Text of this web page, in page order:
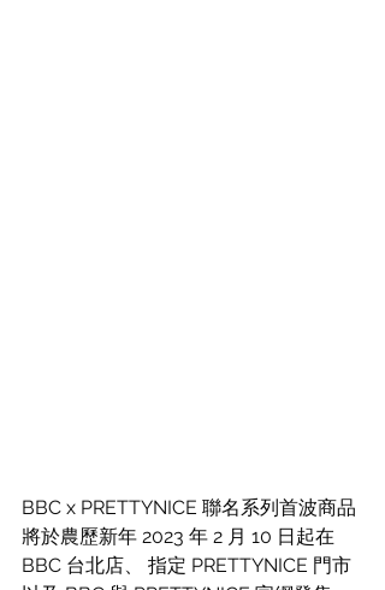
BBC x PRETTYNICE 聯名系列首波商品
將於農歷新年 2023 年 2 月 10 日起在
BBC 台北店、 指定 PRETTYNICE 門市